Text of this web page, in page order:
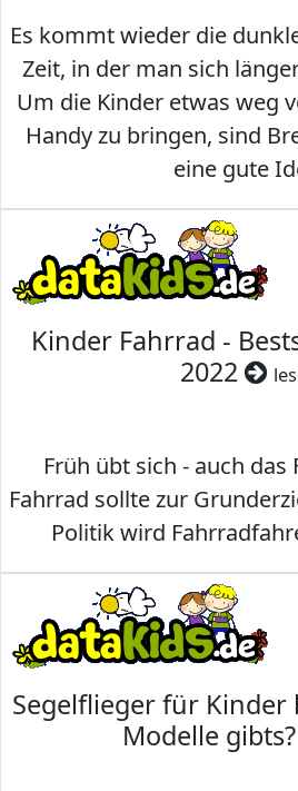
Es kommt wieder die
Zeit, in der man sich
Um die Kinder etwas weg
Handy zu bringen, sind
eine gute
Kinder Fahrrad -
2022
Früh übt sich - auch das
Fahrrad sollte zur
Politik wird
Segelflieger für Kinder
Modelle gibts?